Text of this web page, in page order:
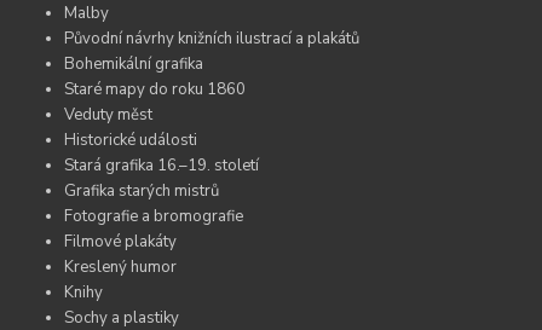
Malby
Původní návrhy knižních ilustrací a plakátů
Bohemikální grafika
Staré mapy do roku 1860
Veduty měst
Historické události
Stará grafika 16.–19. století
Grafika starých mistrů
Fotografie a bromografie
Filmové plakáty
Kreslený humor
Knihy
Sochy a plastiky